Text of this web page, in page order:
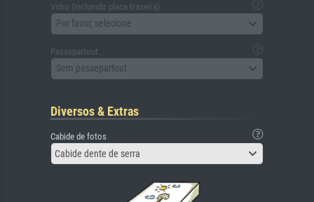
Vidro (incluindo placa traseira)
Por favor, selecione
Passepartout
Sem passepartout
Diversos & Extras
Cabide de fotos
Cabide dente de serra